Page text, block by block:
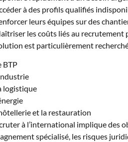
à des profils qualifiés
leurs équipes sur des
les coûts liés au recrutement
est particulièrement
BTP
logistique
et la restauration
à l’international implique des
spécialisé, les risques